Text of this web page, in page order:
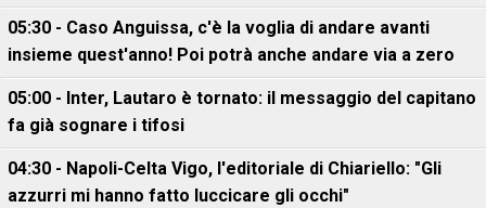
05:30 - Caso Anguissa, c'è la voglia di andare avanti
insieme quest'anno! Poi potrà anche andare via a zero
05:00 - Inter, Lautaro è tornato: il messaggio del capitano
fa già sognare i tifosi
04:30 - Napoli-Celta Vigo, l'editoriale di Chiariello: "Gli
azzurri mi hanno fatto luccicare gli occhi"